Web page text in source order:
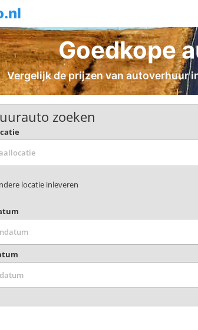
Goedkope
Vergelijk de prijzen van autoverhuur
zoeken
locatie inleveren